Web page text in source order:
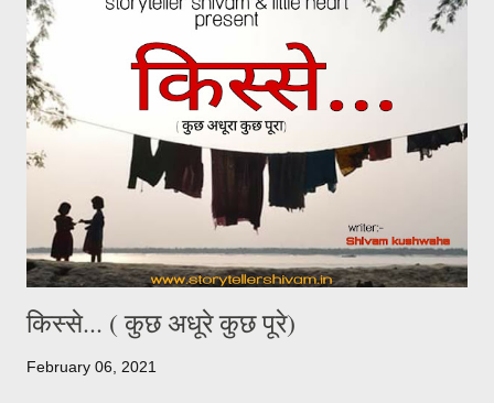
बोलोगे इतना हक़ तो तुम पर हे ही तो बोल ही लो। Me :कुछ भी ना बोला करो यार
वैसे तुम पहली लड़की हो जिसने अपनी pic देने की जगह अपना no. दिया है। very
unique. She : i don't like click pics, that's why i don't give. और
नंबर दिया तो कम से कम तुम्हारी इतनी प्यारी आवाज तो सुनने को मिल गयी। Me :
फिर फालतू बाते की तुमने यार। She : अच्...
किस्से... ( कुछ अधूरे कुछ पूरे)
February 06, 2021